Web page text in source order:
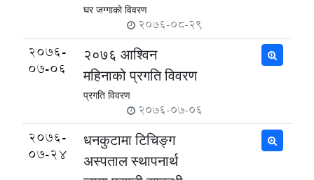
घर जग्गाकाे विवरण
2076-08-29
2076-
07-06
२०७६ आश्विन
महिनाको प्रगति विवरण
प्रगति विवरण
2076-07-06
2076-
07-24
धनकुटामा टिचिङ्ग
अस्पताल स्थापनार्थ